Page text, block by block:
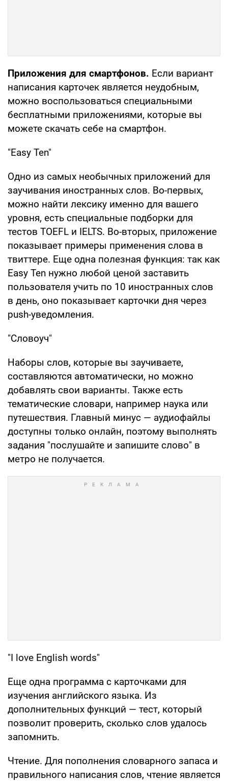
Приложения для смартфонов. Если вариант
написания карточек является неудобным,
можно воспользоваться специальными
бесплатными приложениями, которые вы
можете скачать себе на смартфон.
"Easy Ten"
Одно из самых необычных приложений для
заучивания иностранных слов. Во-первых,
можно найти лексику именно для вашего
уровня, есть специальные подборки для
тестов TOEFL и IELTS. Во-вторых, приложение
показывает примеры применения слова в
твиттере. Еще одна полезная функция: так как
Easy Ten нужно любой ценой заставить
пользователя учить по 10 иностранных слов
в день, оно показывает карточки дня через
push-уведомления.
"Словоуч"
Наборы слов, которые вы заучиваете,
составляются автоматически, но можно
добавлять свои варианты. Также есть
тематические словари, например наука или
путешествия. Главный минус — аудиофайлы
доступны только онлайн, поэтому выполнять
задания "послушайте и запишите слово" в
метро не получается.
"I love English words"
Еще одна программа с карточками для
изучения английского языка. Из
дополнительных функций — тест, который
позволит проверить, сколько слов удалось
запомнить.
Чтение. Для пополнения словарного запаса и
правильного написания слов, чтение является